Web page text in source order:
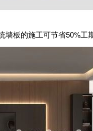
板的施工可节省50%工